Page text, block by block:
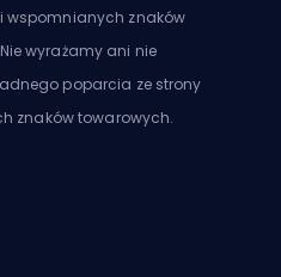
wspomnianych znaków
wyrażamy ani nie
poparcia ze strony
znaków towarowych.